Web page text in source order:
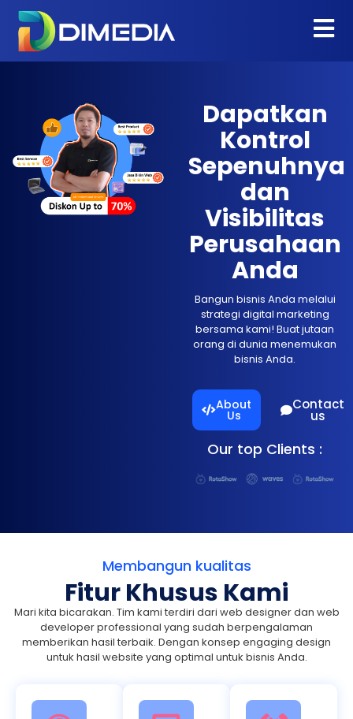
Dapatkan
Kontrol
Sepenuhnya
dan
Visibilitas
Perusahaan
Anda
Bangun bisnis Anda melalui
strategi digital marketing
bersama kami! Buat jutaan
orang di dunia menemukan
bisnis Anda.
About
Us
Contact
us
Our top Clients :
Membangun kualitas
Fitur Khusus Kami
Mari kita bicarakan. Tim kami terdiri dari web designer dan web
developer professional yang sudah berpengalaman
memberikan hasil terbaik. Dengan konsep engaging design
untuk hasil website yang optimal untuk bisnis Anda.